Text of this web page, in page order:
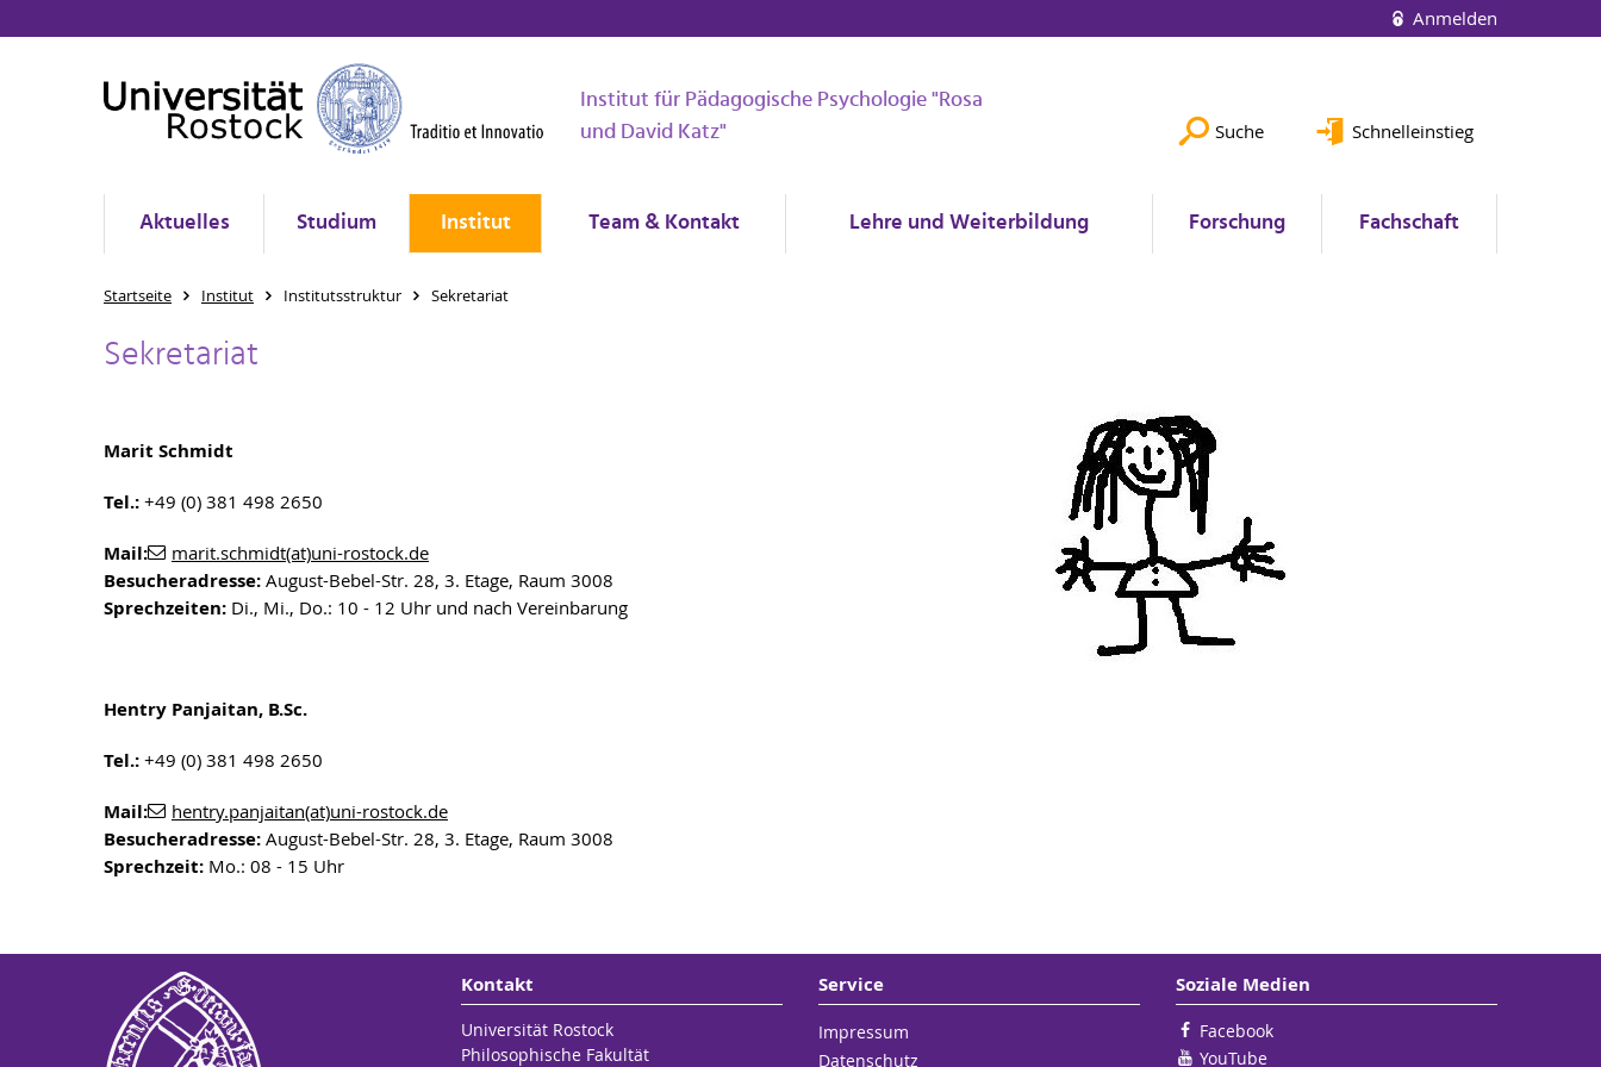
Anmelden
Institut für Pädagogische Psychologie "Rosa
und David Katz"
Suche Schnelleinstieg
Aktuelles Studium Institut Team & Kontakt Lehre und Weiterbildung Forschung Fachschaft
Startseite Institut Institutsstruktur Sekretariat
Sekretariat
Marit Schmidt
Tel.: +49 (0) 381 498 2650
Mail: marit.schmidt(at)uni-rostock.de
Besucheradresse: August-Bebel-Str. 28, 3. Etage, Raum 3008
Sprechzeiten: Di., Mi., Do.: 10 - 12 Uhr und nach Vereinbarung
Hentry Panjaitan, B.Sc.
Tel.: +49 (0) 381 498 2650
Mail: hentry.panjaitan(at)uni-rostock.de
Besucheradresse: August-Bebel-Str. 28, 3. Etage, Raum 3008
Sprechzeit: Mo.: 08 - 15 Uhr
Kontakt
Universität Rostock
Philosophische Fakultät
Service
Impressum
Datenschutz
Soziale Medien
Facebook
YouTube